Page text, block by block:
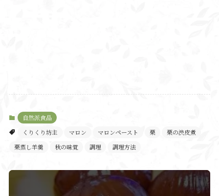
自然派食品
くりくり坊主
マロン マロンペースト 栗
栗の渋皮煮
栗蒸し羊羹
秋の味覚 調理 調理方法